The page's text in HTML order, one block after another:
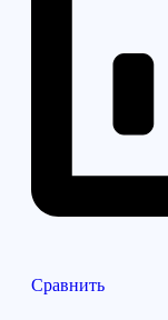
Сравнить